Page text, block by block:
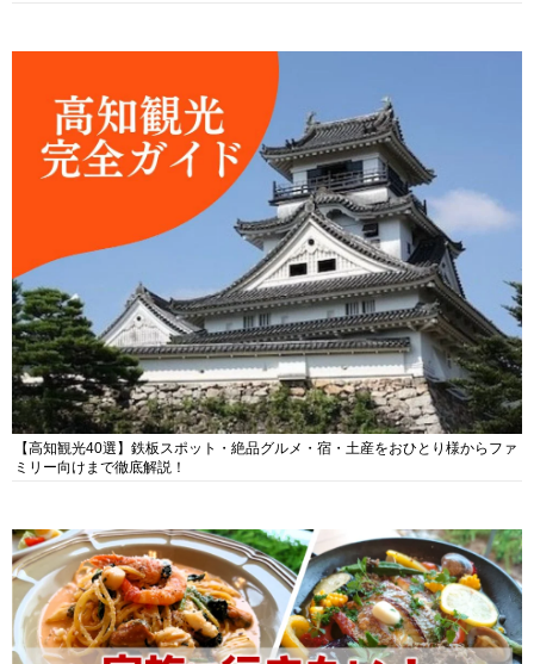
【高知観光40選】鉄板スポット・絶品グルメ・宿・土産をおひとり様からファ
ミリー向けまで徹底解説！